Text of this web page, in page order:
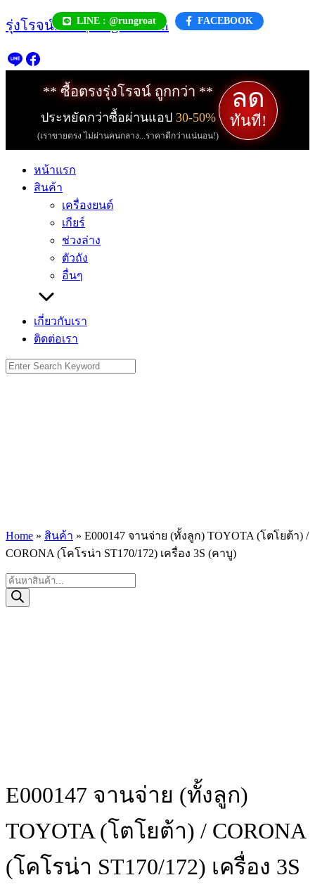
Skip
to
LINE : @rungroat FACEBOOK
รุ่งโรจน์.com | rungroat.com
** ซื้อตรงรุ่งโรจน์ ถูกกว่า **
ประหยัดกว่าซื้อผ่านแอป 30-50%
(เราขายตรง ไม่ผ่านคนกลาง...ราคาดีกว่าแน่นอน!)
ลด
ทันที!
หน้าแรก
สินค้า
เครื่องยนต์
เกียร์
ช่วงล่าง
ตัวถัง
อื่นๆ
เกี่ยวกับเรา
ติดต่อเรา
Search
for:
Home » สินค้า » E000147 จานจ่าย (ทั้งลูก) TOYOTA (โตโยต้า) /
CORONA (โคโรน่า ST170/172) เครื่อง 3S (คาบู)
Products
search
E000147 จานจ่าย (ทั้งลูก)
TOYOTA (โตโยต้า) / CORONA
(โคโรน่า ST170/172) เครื่อง 3S